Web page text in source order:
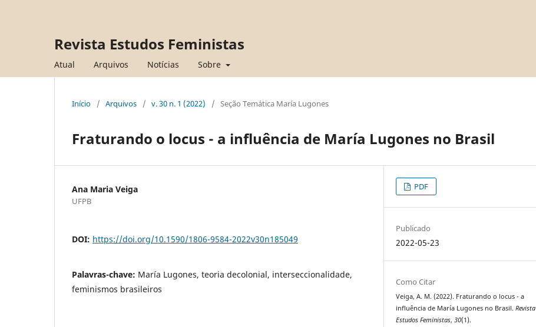
Revista Estudos Feministas
Atual Arquivos Notícias Sobre
Início / Arquivos / v. 30 n. 1 (2022) / Seção Temática María Lugones
Fraturando o locus - a influência de María Lugones no Brasil
Ana Maria Veiga
UFPB
DOI: https://doi.org/10.1590/1806-9584-2022v30n185049
Palavras-chave: María Lugones, teoria decolonial, interseccionalidade,
feminismos brasileiros
PDF
Publicado
2022-05-23
Como Citar
Veiga, A. M. (2022). Fraturando o locus - a
influência de María Lugones no Brasil.Revista
Estudos Feministas,30(1).